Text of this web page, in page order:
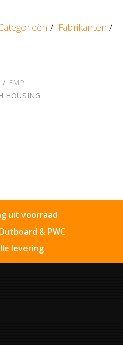
/ Fabrikanten /
EMP
HOUSING
uit voorraad
& PWC
levering